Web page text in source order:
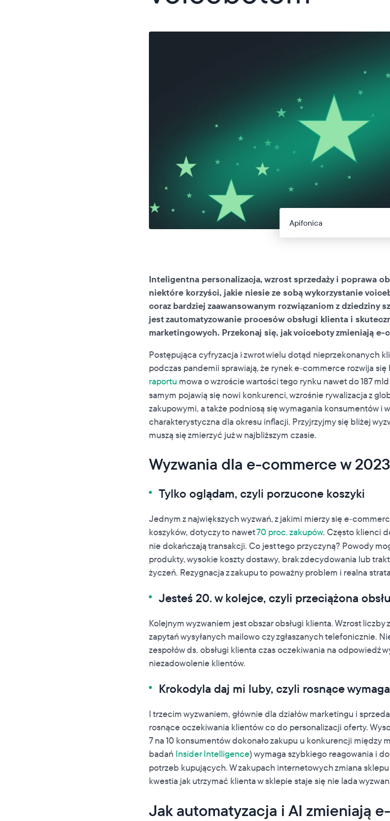
Apifonica
Inteligentna personalizacja, wzrost sprzedaży i poprawa
niektóre korzyści, jakie niesie ze sobą wykorzystanie
coraz bardziej zaawansowanym rozwiązaniom z dziedziny
jest zautomatyzowanie procesów obsługi klienta i
marketingowych. Przekonaj się, jak voiceboty zmieniają e-
Postępująca cyfryzacja i zwrot wielu dotąd nieprzekonanych
podczas pandemii sprawiają, że rynek e-commerce rozwija się
raportu mowa o wzroście wartości tego rynku nawet do 187 mld
samym pojawią się nowi konkurenci, wzrośnie rywalizacja z
zakupowymi, a także podniosą się wymagania konsumentów i
charakterystyczna dla okresu inflacji. Przyjrzyjmy się bliżej
muszą się zmierzyć już w najbliższym czasie.
Wyzwania dla e-commerce w 2023
Tylko oglądam, czyli porzucone koszyki
Jednym z największych wyzwań, z jakimi mierzy się e-
koszyków, dotyczy to nawet70 proc. zakupów. Często klienci
nie dokańczają transakcji. Co jest tego przyczyną? Powody
produkty, wysokie koszty dostawy, brak zdecydowania lub
życzeń. Rezygnacja z zakupu to poważny problem i realna
Jesteś 20. w kolejce, czyli przeciążona
Kolejnym wyzwaniem jest obszar obsługi klienta. Wzrost
zapytań wysyłanych mailowo czy zgłaszanych telefonicznie.
zespołów ds. obsługi klienta czas oczekiwania na odpowiedź
niezadowolenie klientów.
Krokodyla daj mi luby, czyli rosnące
I trzecim wyzwaniem, głównie dla działów marketingu i
rosnące oczekiwania klientów co do personalizacji oferty.
7 na 10 konsumentów dokonało zakupu u konkurencji między
badań Insider Intelligence) wymaga szybkiego reagowania i
potrzeb kupujących. W zakupach internetowych zmiana
kwestia jak utrzymać klienta w sklepie staje się nie lada
Jak automatyzacja i AI zmieniają